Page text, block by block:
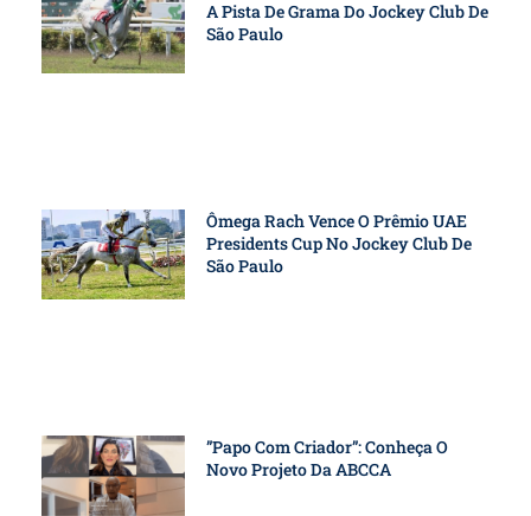
A Pista De Grama Do Jockey Club De
São Paulo
Ômega Rach Vence O Prêmio UAE
Presidents Cup No Jockey Club De
São Paulo
”Papo Com Criador”: Conheça O
Novo Projeto Da ABCCA